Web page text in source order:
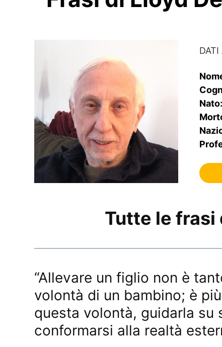
DATI
Nato:
Tutte le frasi
“Allevare un figlio non è
volontà di un bambino; è
questa volontà, guidarla su
conformarsi alla realtà